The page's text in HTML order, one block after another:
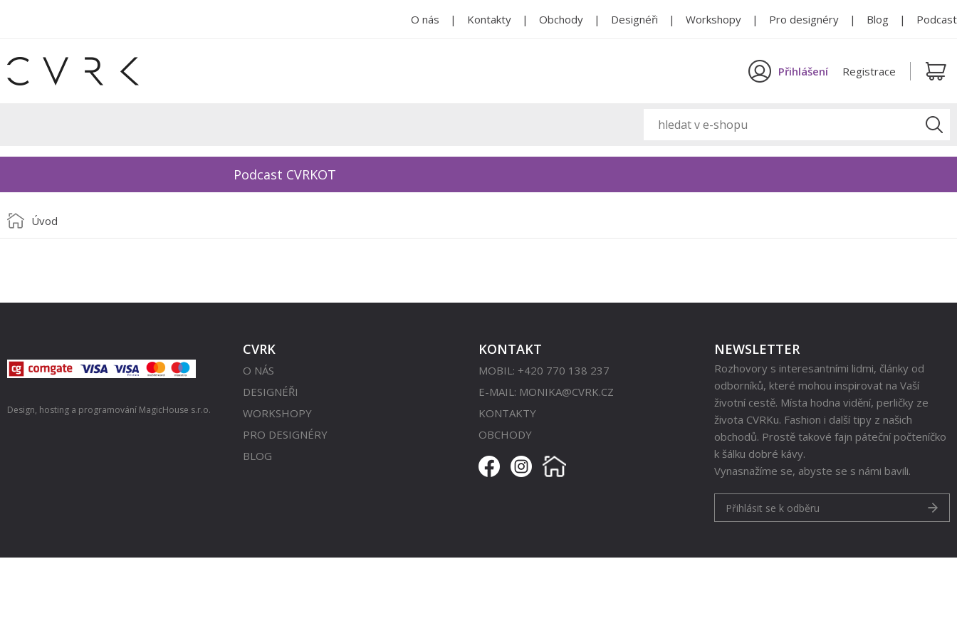
O nás Kontakty Obchody Designéři Workshopy Pro designéry Blog Podcast
Přihlášení Registrace
Podcast CVRKOT
Úvod
Design, hosting a programování MagicHouse s.r.o.
CVRK
O NÁS
DESIGNÉŘI
WORKSHOPY
PRO DESIGNÉRY
BLOG
KONTAKT
MOBIL: +420 770 138 237
E-MAIL: MONIKA@CVRK.CZ
KONTAKTY
OBCHODY
NEWSLETTER
Rozhovory s interesantními lidmi, články od
odborníků, které mohou inspirovat na Vaší
životní cestě. Místa hodna vidění, perličky ze
života CVRKu. Fashion i další tipy z našich
obchodů. Prostě takové fajn páteční počteníčko
k šálku dobré kávy.
Vynasnažíme se, abyste se s námi bavili.
Přihlásit se k odběru